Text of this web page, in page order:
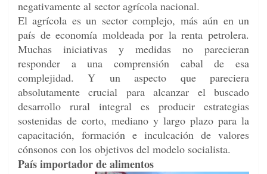
negativamente al sector agrícola nacional.
El agrícola es un sector complejo, más aún en un
país de economía moldeada por la renta petrolera.
Muchas iniciativas y medidas no parecieran
responder a una comprensión cabal de esa
complejidad. Y un aspecto que pareciera
absolutamente crucial para alcanzar el buscado
desarrollo rural integral es producir estrategias
sostenidas de corto, mediano y largo plazo para la
capacitación, formación e inculcación de valores
cónsonos con los objetivos del modelo socialista.
País importador de alimentos